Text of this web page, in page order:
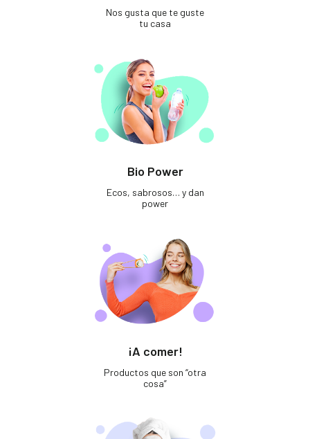
Nos gusta que te guste
tu casa
Bio Power
Ecos, sabrosos… y dan
power
¡A comer!
Productos que son “otra
cosa”